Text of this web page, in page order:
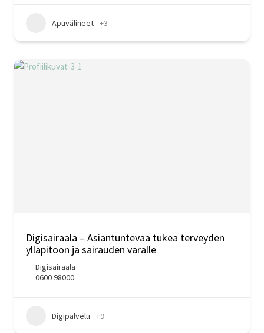
Apuvälineet +3
Digisairaala – Asiantuntevaa tukea terveyden
ylläpitoon ja sairauden varalle
Digisairaala
0600 98000
Digipalvelu +9